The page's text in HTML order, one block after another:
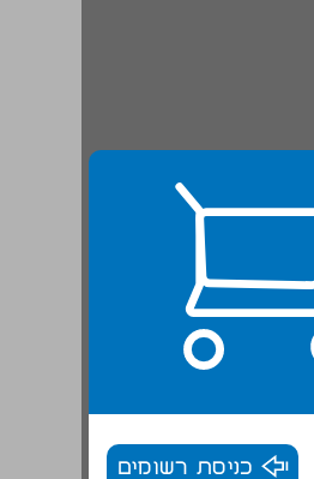
כניסת רשומים